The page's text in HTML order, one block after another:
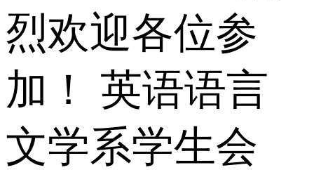
烈欢迎各位参
加！ 英语语言
文学系学生会